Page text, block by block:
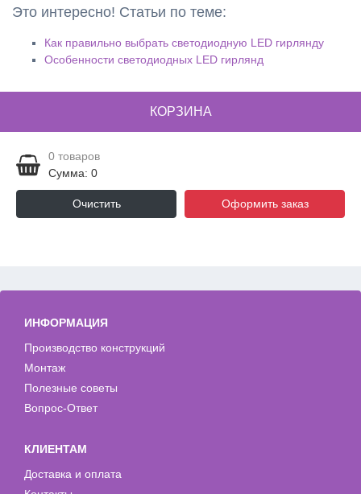
Это интересно! Статьи по теме:
Как правильно выбрать светодиодную LED гирлянду
Особенности светодиодных LED гирлянд
КОРЗИНА
0 товаров
Сумма: 0
Очистить Оформить заказ
ИНФОРМАЦИЯ
Производство конструкций
Монтаж
Полезные советы
Вопрос-Ответ
КЛИЕНТАМ
Доставка и оплата